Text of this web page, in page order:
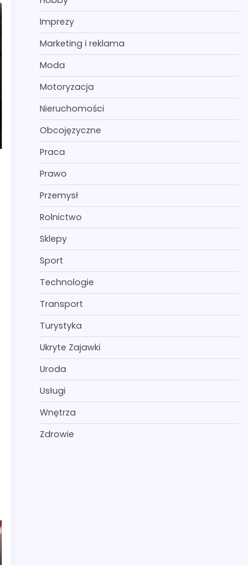
Imprezy
Marketing i reklama
Moda
Motoryzacja
Nieruchomości
Obcojęzyczne
Praca
Prawo
Przemysł
Rolnictwo
Sklepy
Sport
Technologie
Transport
Turystyka
Ukryte Zajawki
Uroda
Usługi
Wnętrza
Zdrowie